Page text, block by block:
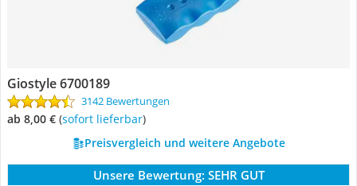
Giostyle 6700189
3142 Bewertungen
ab 8,00 € ( Sofort lieferbar)
Preisvergleich und weitere Angebote
Unsere Bewertung: SEHR GUT